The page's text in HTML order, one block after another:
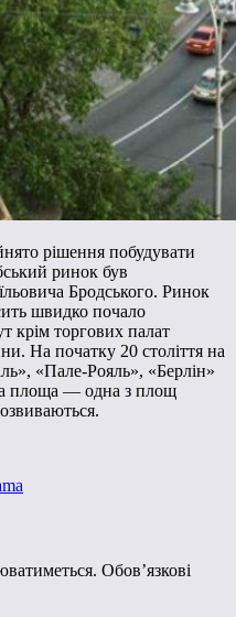
рішення побудувати
ринок був
Бродського. Ринок
швидко почало
крім торгових палат
На початку 20 століття на
«Пале-Рояль», «Берлін»
площа — одна з площ
Обов’язкові